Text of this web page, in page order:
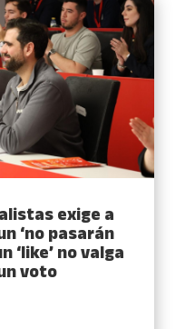
exige a
‘no pasarán
‘like’ no valga
voto